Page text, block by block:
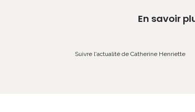
En savoir
Suivre l'actualité de Catherine Henriette